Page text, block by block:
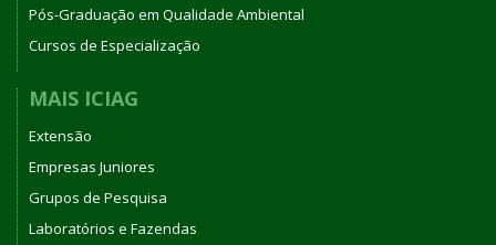
Pós-Graduação em Qualidade Ambiental
Cursos de Especialização
MAIS ICIAG
Extensão
Empresas Juniores
Grupos de Pesquisa
Laboratórios e Fazendas